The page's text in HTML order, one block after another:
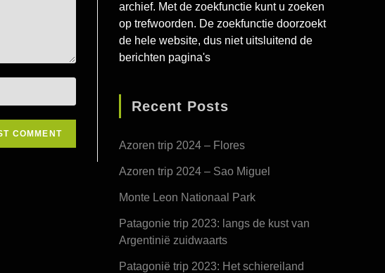
archief. Met de zoekfunctie kunt u zoeken
op trefwoorden. De zoekfunctie doorzoekt
de hele website, dus niet uitsluitend de
berichten pagina's
Recent Posts
Azoren trip 2024 – Flores
Azoren trip 2024 – Sao Miguel
Monte Leon Nationaal Park
Patagonie trip 2023: langs de kust van
Argentinië zuidwaarts
Patagonië trip 2023: Het schiereiland